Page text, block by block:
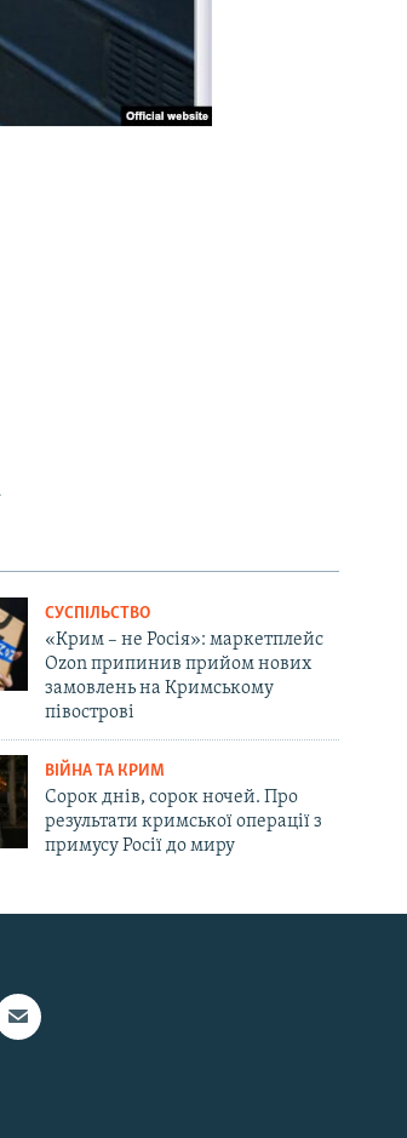
СУСПІЛЬСТВО
«Крим – не Росія»: маркетплейс
Ozon припинив прийом нових
замовлень на Кримському
півострові
ВІЙНА ТА КРИМ
Сорок днів, сорок ночей. Про
результати кримської операції з
примусу Росії до миру